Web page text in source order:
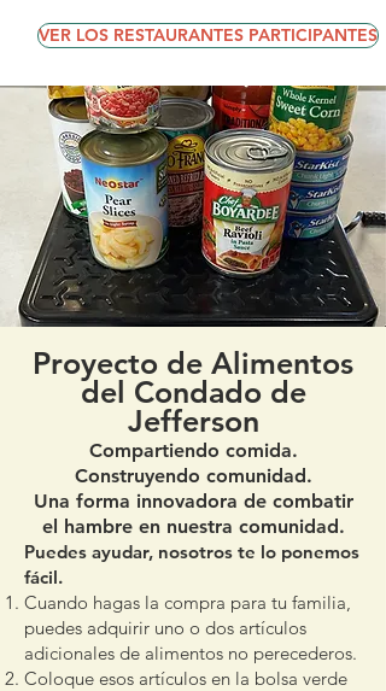
VER LOS RESTAURANTES PARTICIPANTES
Proyecto de Alimentos
del Condado de
Jefferson
Compartiendo comida.
Construyendo comunidad.
Una forma innovadora de combatir
el hambre en nuestra comunidad.
Puedes ayudar, nosotros te lo ponemos
fácil.
Cuando hagas la compra para tu familia,
puedes adquirir uno o dos artículos
adicionales de alimentos no perecederos.
Coloque esos artículos en la bolsa verde